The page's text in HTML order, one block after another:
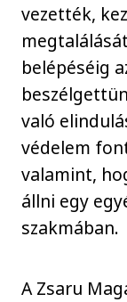
vezették,
belépéséig
való
védelem
valamint,
állni egy
szakmában.
A Zsaru